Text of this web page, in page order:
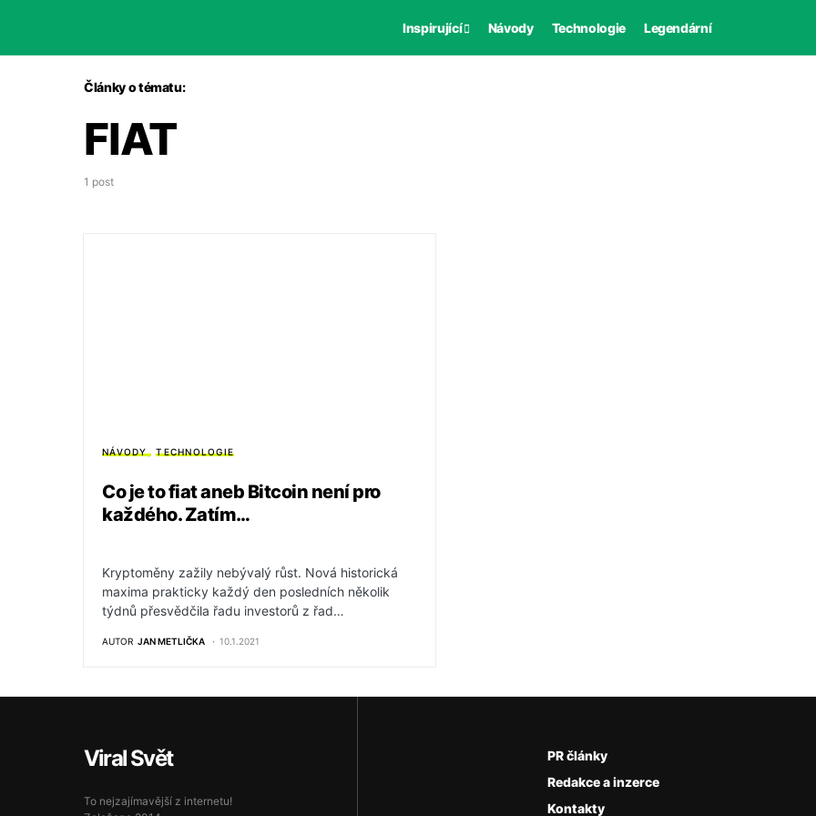
Inspirující Návody Technologie Legendární
Články o tématu:
FIAT
1 post
NÁVODY TECHNOLOGIE
Co je to fiat aneb Bitcoin není pro
každého. Zatím…
Kryptoměny zažily nebývalý růst. Nová historická
maxima prakticky každý den posledních několik
týdnů přesvědčila řadu investorů z řad…
AUTOR JAN METLIČKA 10.1.2021
Viral Svět
To nejzajímavější z internetu!
PR články
Redakce a inzerce
Kontakty